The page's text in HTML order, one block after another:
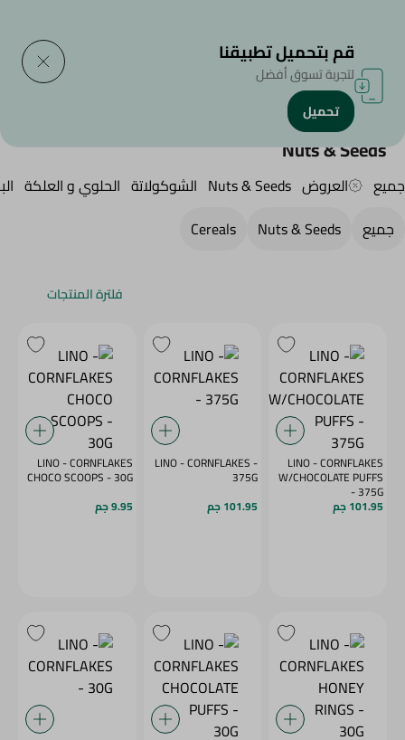
الرئيسية /سناكس وحلويات
Nuts & Seeds
جميع العروض Nuts & Seeds الشوكولاتة الحلوي و العلكة
جميع
Nuts & Seeds
Cereals
فلترة المنتجات
LINO - CORNFLAKES
W/CHOCOLATE PUFFS
- 375G
101.95 جم
LINO - CORNFLAKES -
375G
101.95 جم
LINO - CORNFLAKES
CHOCO SCOOPS - 30G
9.95 جم
قم بتحميل تطبيقنا
لتجربة تسوق أفضل
تحميل